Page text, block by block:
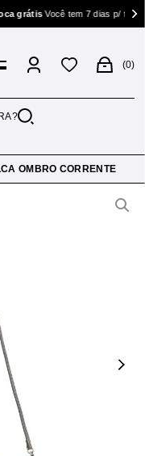
Você tem 7 dias p/ trocar
0
OMBRO CORRENTE